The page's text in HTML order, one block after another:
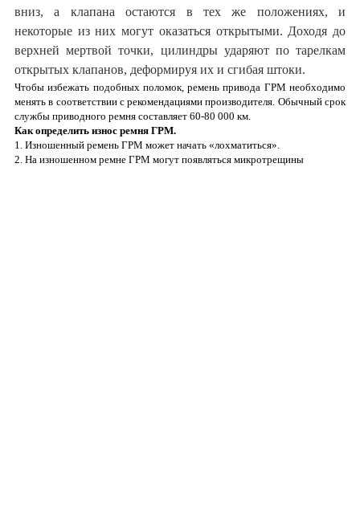
вниз, а клапана остаются в тех же положениях, и
некоторые из них могут оказаться открытыми. Доходя до
верхней мертвой точки, цилиндры ударяют по тарелкам
открытых клапанов, деформируя их и сгибая штоки.
Чтобы избежать подобных поломок, ремень привода ГРМ необходимо
менять в соответствии с рекомендациями производителя. Обычный срок
службы приводного ремня составляет 60-80 000 км.
Как определить износ ремня ГРМ.
1. Изношенный ремень ГРМ может начать «лохматиться».
2. На изношенном ремне ГРМ могут появляться микротрещины